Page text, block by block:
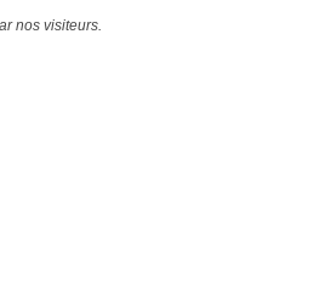
nos visiteurs.